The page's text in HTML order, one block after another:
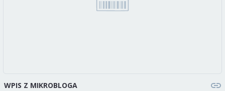
WPIS Z MIKROBLOGA